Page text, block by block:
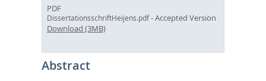
PDF
DissertationsschriftHeijens.pdf- Accepted Version
Download (3MB)
Abstract